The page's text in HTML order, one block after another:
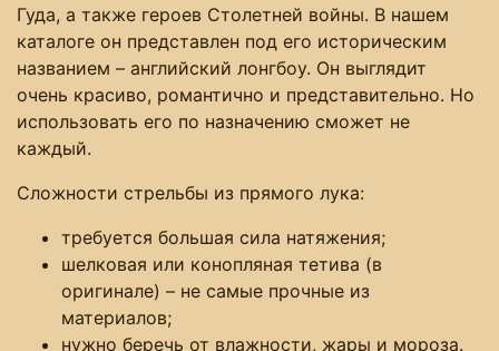
Гуда, а также героев Столетней войны. В нашем
каталоге он представлен под его историческим
названием – английский лонгбоу. Он выглядит
очень красиво, романтично и представительно. Но
использовать его по назначению сможет не
каждый.
Сложности стрельбы из прямого лука:
требуется большая сила натяжения;
шелковая или конопляная тетива (в
оригинале) ­– не самые прочные из
материалов;
нужно беречь от влажности, жары и мороза.